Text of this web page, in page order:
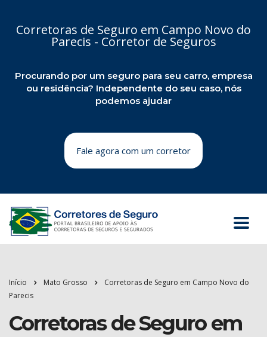
Corretoras de Seguro em Campo Novo do
Parecis - Corretor de Seguros
Procurando por um seguro para seu carro, empresa
ou residência? Independente do seu caso, nós
podemos ajudar
Fale agora com um corretor
Início Mato Grosso
Corretoras de Seguro em Campo Novo do
Parecis
Corretoras de Seguro em